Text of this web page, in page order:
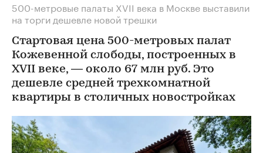
500-метровые палаты XVII века в Москве выставили
на торги дешевле новой трешки
Стартовая цена 500-метровых палат
Кожевенной слободы, построенных в
XVII веке, — около 67 млн руб. Это
дешевле средней трехкомнатной
квартиры в столичных новостройках